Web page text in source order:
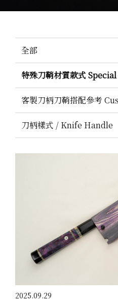
全部
特殊刀鞘材質款式
客製刀柄刀鞘搭配參考
刀柄樣式 / Knife Handle
2025.09.29